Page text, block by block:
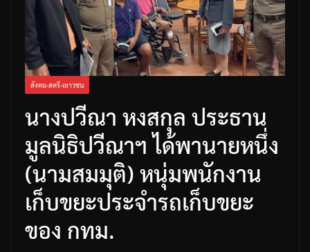
สังคม-สตรี-เยาวชน
นางปวีณา หงสกุล ประธาน
มูลนิธิปวีณาฯ ได้พานายหนึ่ง
(นามสมมุติ) หนุ่มพนักงาน
เก็บขยะประจำรถเก็บขยะ
ของ กทม.